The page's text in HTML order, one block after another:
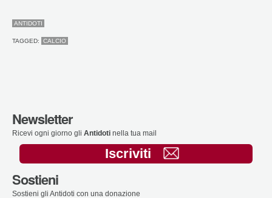
ANTIDOTI
TAGGED: CALCIO
Newsletter
Ricevi ogni giorno gli Antidoti nella tua mail
Iscriviti
Sostieni
Sostieni gli Antidoti con una donazione